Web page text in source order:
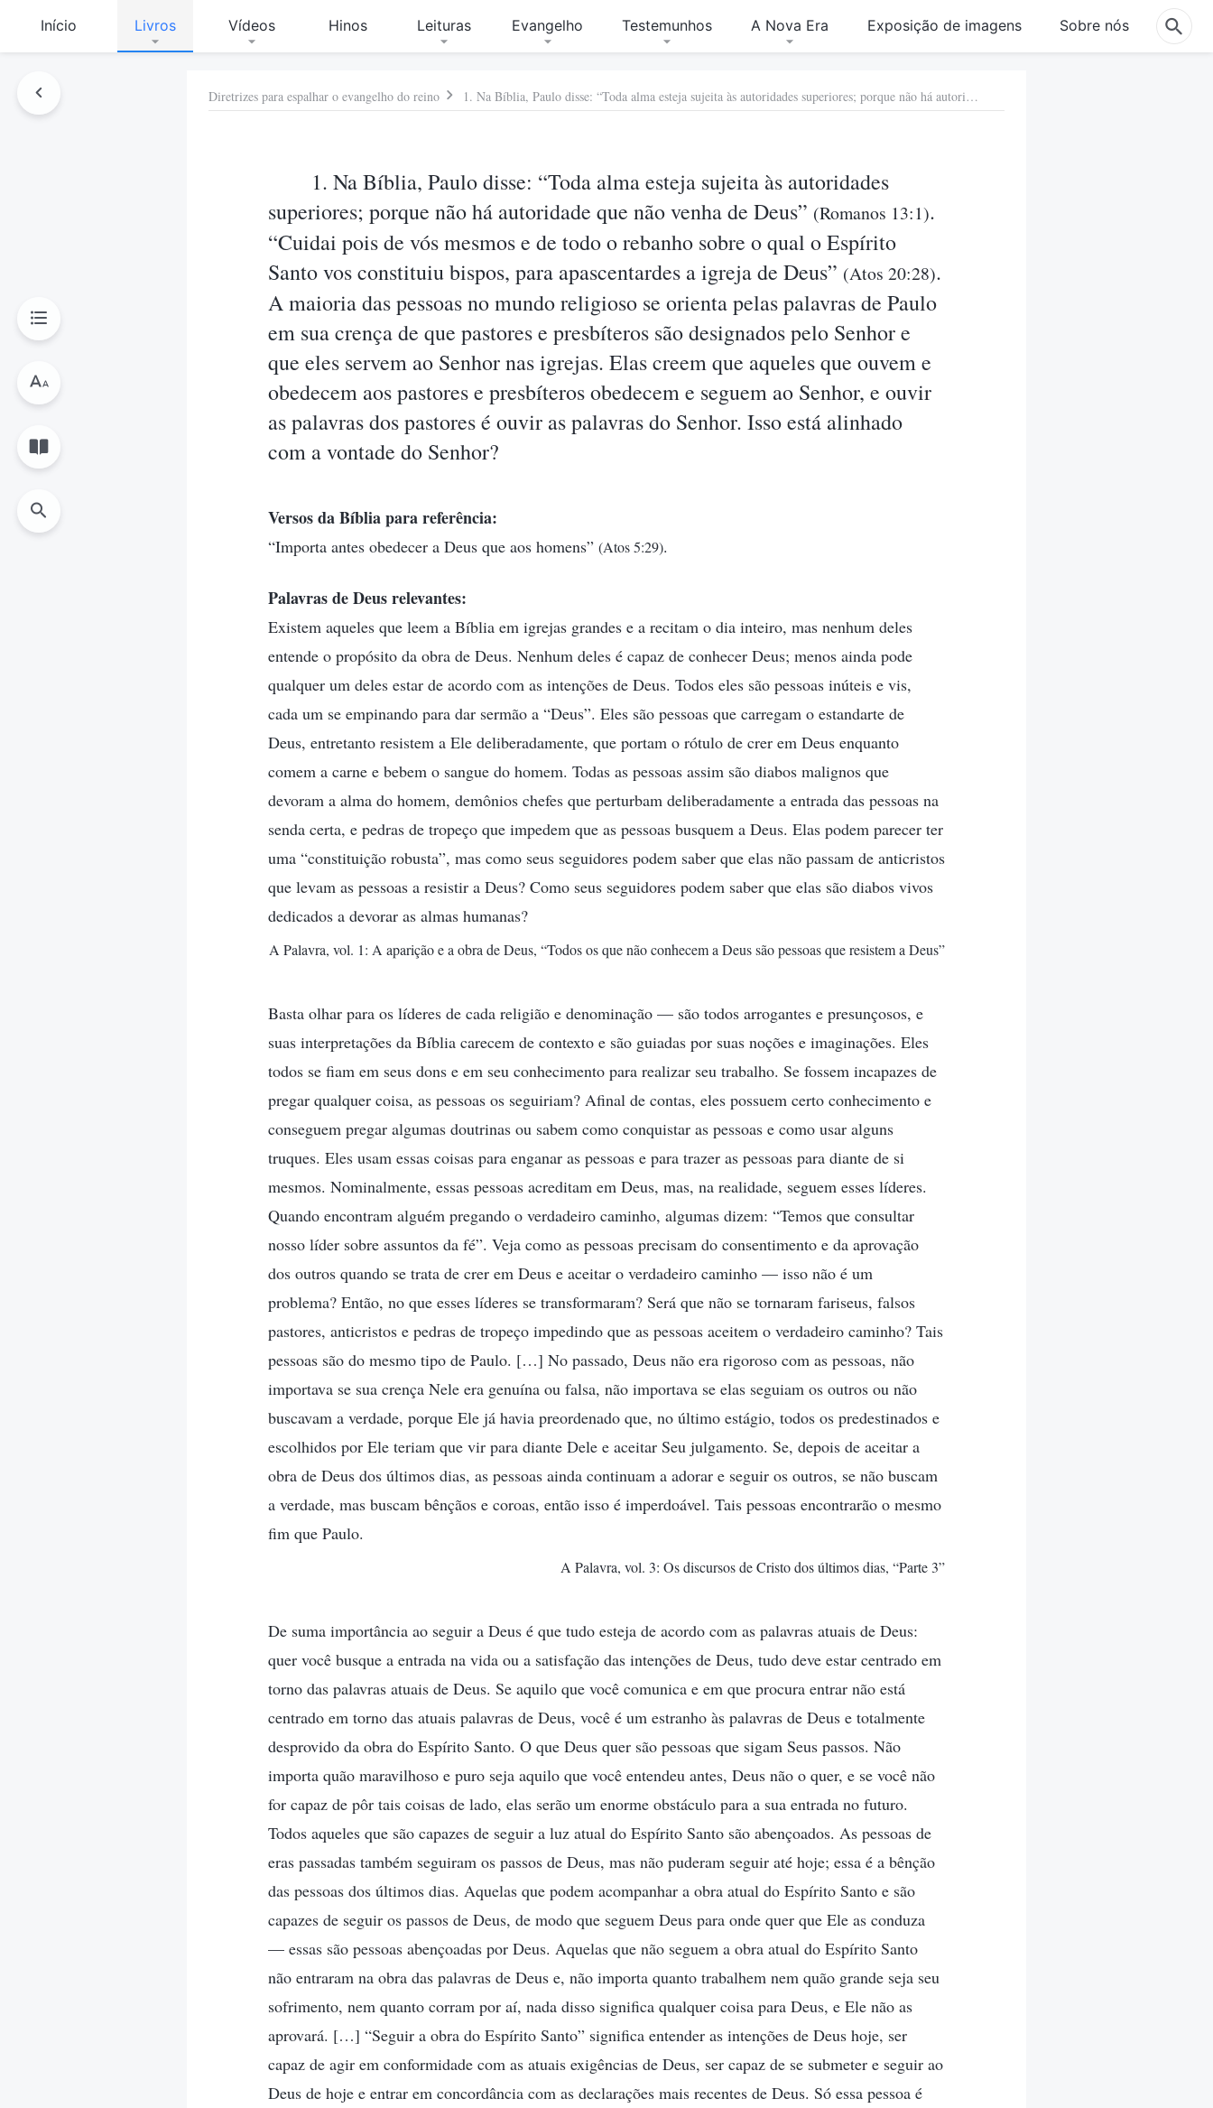
Início Livros Vídeos Hinos Leituras Evangelho Testemunhos A Nova Era Exposição de imagens Sobre nós
Diretrizes para espalhar o evangelho do reino 1. Na Bíblia, Paulo disse: “Toda alma esteja sujeita às autoridades superiores; porque não há autoridade que não venha de Deus” (Romanos 13:1). “Cuidai pois de vós mesmos e de todo o rebanho sobre o qual o Espírito Santo vos constituiu bispos, para apascentardes a igreja de Deus” (Atos 20:28). A maioria das pessoas no mundo religioso se orienta pelas palavras de Paulo em sua crença de que pastores e presbíteros são designados pelo Senhor e que eles servem ao Senhor nas igrejas. Elas creem que aqueles que ouvem e obedecem aos pastores e presbíteros obedecem e seguem ao Senhor, e ouvir as palavras dos pastores é ouvir as palavras do Senhor. Isso está alinhado com a vontade do Senhor?
1. Na Bíblia, Paulo disse: “Toda alma esteja sujeita às autoridades
superiores; porque não há autoridade que não venha de Deus” (Romanos 13:1).
“Cuidai pois de vós mesmos e de todo o rebanho sobre o qual o Espírito
Santo vos constituiu bispos, para apascentardes a igreja de Deus” (Atos 20:28).
A maioria das pessoas no mundo religioso se orienta pelas palavras de Paulo
em sua crença de que pastores e presbíteros são designados pelo Senhor e
que eles servem ao Senhor nas igrejas. Elas creem que aqueles que ouvem e
obedecem aos pastores e presbíteros obedecem e seguem ao Senhor, e ouvir
as palavras dos pastores é ouvir as palavras do Senhor. Isso está alinhado
com a vontade do Senhor?
Versos da Bíblia para referência:
“Importa antes obedecer a Deus que aos homens” (Atos 5:29).
Palavras de Deus relevantes:
Existem aqueles que leem a Bíblia em igrejas grandes e a recitam o dia inteiro, mas nenhum deles
entende o propósito da obra de Deus. Nenhum deles é capaz de conhecer Deus; menos ainda pode
qualquer um deles estar de acordo com as intenções de Deus. Todos eles são pessoas inúteis e vis,
cada um se empinando para dar sermão a “Deus”. Eles são pessoas que carregam o estandarte de
Deus, entretanto resistem a Ele deliberadamente, que portam o rótulo de crer em Deus enquanto
comem a carne e bebem o sangue do homem. Todas as pessoas assim são diabos malignos que
devoram a alma do homem, demônios chefes que perturbam deliberadamente a entrada das pessoas na
senda certa, e pedras de tropeço que impedem que as pessoas busquem a Deus. Elas podem parecer ter
uma “constituição robusta”, mas como seus seguidores podem saber que elas não passam de anticristos
que levam as pessoas a resistir a Deus? Como seus seguidores podem saber que elas são diabos vivos
dedicados a devorar as almas humanas?
A Palavra, vol. 1: A aparição e a obra de Deus, “Todos os que não conhecem a Deus são pessoas que resistem a Deus”
Basta olhar para os líderes de cada religião e denominação — são todos arrogantes e presunçosos, e
suas interpretações da Bíblia carecem de contexto e são guiadas por suas noções e imaginações. Eles
todos se fiam em seus dons e em seu conhecimento para realizar seu trabalho. Se fossem incapazes de
pregar qualquer coisa, as pessoas os seguiriam? Afinal de contas, eles possuem certo conhecimento e
conseguem pregar algumas doutrinas ou sabem como conquistar as pessoas e como usar alguns
truques. Eles usam essas coisas para enganar as pessoas e para trazer as pessoas para diante de si
mesmos. Nominalmente, essas pessoas acreditam em Deus, mas, na realidade, seguem esses líderes.
Quando encontram alguém pregando o verdadeiro caminho, algumas dizem: “Temos que consultar
nosso líder sobre assuntos da fé”. Veja como as pessoas precisam do consentimento e da aprovação
dos outros quando se trata de crer em Deus e aceitar o verdadeiro caminho — isso não é um
problema? Então, no que esses líderes se transformaram? Será que não se tornaram fariseus, falsos
pastores, anticristos e pedras de tropeço impedindo que as pessoas aceitem o verdadeiro caminho? Tais
pessoas são do mesmo tipo de Paulo. […] No passado, Deus não era rigoroso com as pessoas, não
importava se sua crença Nele era genuína ou falsa, não importava se elas seguiam os outros ou não
buscavam a verdade, porque Ele já havia preordenado que, no último estágio, todos os predestinados e
escolhidos por Ele teriam que vir para diante Dele e aceitar Seu julgamento. Se, depois de aceitar a
obra de Deus dos últimos dias, as pessoas ainda continuam a adorar e seguir os outros, se não buscam
a verdade, mas buscam bênçãos e coroas, então isso é imperdoável. Tais pessoas encontrarão o mesmo
fim que Paulo.
A Palavra, vol. 3: Os discursos de Cristo dos últimos dias, “Parte 3”
De suma importância ao seguir a Deus é que tudo esteja de acordo com as palavras atuais de Deus:
quer você busque a entrada na vida ou a satisfação das intenções de Deus, tudo deve estar centrado em
torno das palavras atuais de Deus. Se aquilo que você comunica e em que procura entrar não está
centrado em torno das atuais palavras de Deus, você é um estranho às palavras de Deus e totalmente
desprovido da obra do Espírito Santo. O que Deus quer são pessoas que sigam Seus passos. Não
importa quão maravilhoso e puro seja aquilo que você entendeu antes, Deus não o quer, e se você não
for capaz de pôr tais coisas de lado, elas serão um enorme obstáculo para a sua entrada no futuro.
Todos aqueles que são capazes de seguir a luz atual do Espírito Santo são abençoados. As pessoas de
eras passadas também seguiram os passos de Deus, mas não puderam seguir até hoje; essa é a bênção
das pessoas dos últimos dias. Aquelas que podem acompanhar a obra atual do Espírito Santo e são
capazes de seguir os passos de Deus, de modo que seguem Deus para onde quer que Ele as conduza
— essas são pessoas abençoadas por Deus. Aquelas que não seguem a obra atual do Espírito Santo
não entraram na obra das palavras de Deus e, não importa quanto trabalhem nem quão grande seja seu
sofrimento, nem quanto corram por aí, nada disso significa qualquer coisa para Deus, e Ele não as
aprovará. […] “Seguir a obra do Espírito Santo” significa entender as intenções de Deus hoje, ser
capaz de agir em conformidade com as atuais exigências de Deus, ser capaz de se submeter e seguir ao
Deus de hoje e entrar em concordância com as declarações mais recentes de Deus. Só essa pessoa é